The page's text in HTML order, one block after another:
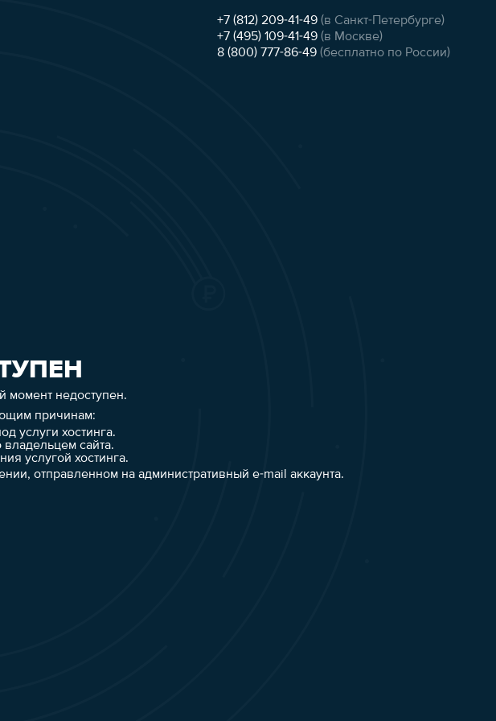
+7 (812) 209-41-49 (в Санкт-Петербурге)
+7 (495) 109-41-49 (в Москве)
8 (800) 777-86-49 (бесплатно по России)
момент недоступен.
причинам:
услуги хостинга.
сайта.
услугой хостинга.
отправленном на административный e-mail аккаунта.